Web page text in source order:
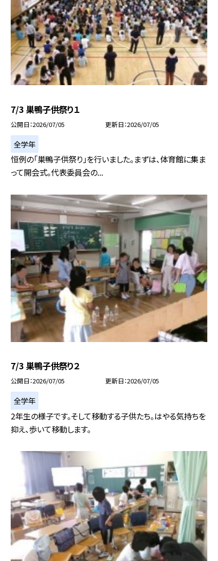
7/3 巣鴨子供祭り１
公開日 2026/07/05 更新日 2026/07/05
全学年
恒例の「巣鴨子供祭り」を行いました。まずは、体育館に集ま
って開会式。代表委員会の...
7/3 巣鴨子供祭り２
公開日 2026/07/05 更新日 2026/07/05
全学年
2年生の様子です。そして移動する子供たち。はやる気持ちを
抑え、歩いて移動します。